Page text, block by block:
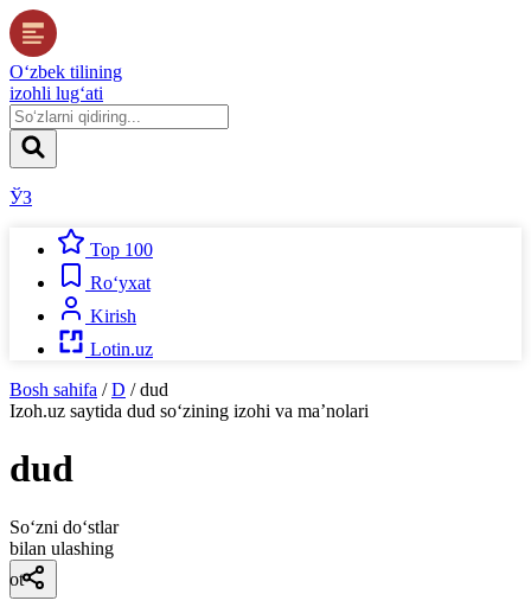
O‘zbek tilining
izohli lug‘ati
ЎЗ
Top 100
Ro‘yxat
Kirish
Lotin.uz
Bosh sahifa / D / dud
Izoh.uz saytida dud so‘zining izohi va ma’nolari
dud
So‘zni do‘stlar
bilan ulashing
ot